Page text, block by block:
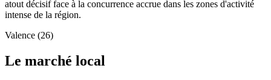
atout décisif face à la concurrence accrue dans les zones d'activité
intense de la région.
Valence (26)
Le marché local